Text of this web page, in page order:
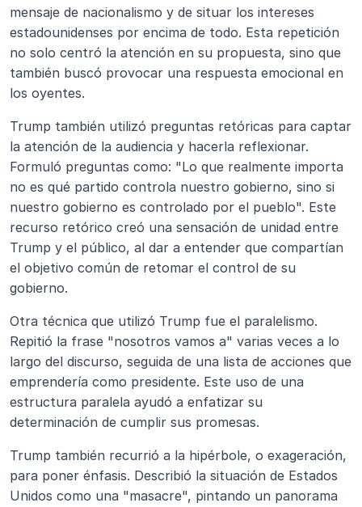
mensaje de nacionalismo y de situar los intereses
estadounidenses por encima de todo. Esta repetición
no solo centró la atención en su propuesta, sino que
también buscó provocar una respuesta emocional en
los oyentes.
Trump también utilizó preguntas retóricas para captar
la atención de la audiencia y hacerla reflexionar.
Formuló preguntas como: "Lo que realmente importa
no es qué partido controla nuestro gobierno, sino si
nuestro gobierno es controlado por el pueblo". Este
recurso retórico creó una sensación de unidad entre
Trump y el público, al dar a entender que compartían
el objetivo común de retomar el control de su
gobierno.
Otra técnica que utilizó Trump fue el paralelismo.
Repitió la frase "nosotros vamos a" varias veces a lo
largo del discurso, seguida de una lista de acciones que
emprendería como presidente. Este uso de una
estructura paralela ayudó a enfatizar su
determinación de cumplir sus promesas.
Trump también recurrió a la hipérbole, o exageración,
para poner énfasis. Describió la situación de Estados
Unidos como una "masacre", pintando un panorama